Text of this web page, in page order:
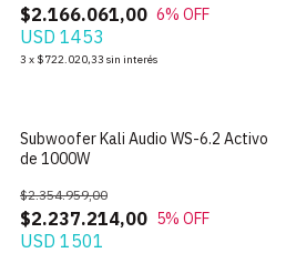
$2.166.061,00 6% OFF
USD 1453
3 x $722.020,33 sin interés
Subwoofer Kali Audio WS-6.2 Activo
de 1000W
$2.237.214,00
$2.354.959,00
5% OFF
USD 1501